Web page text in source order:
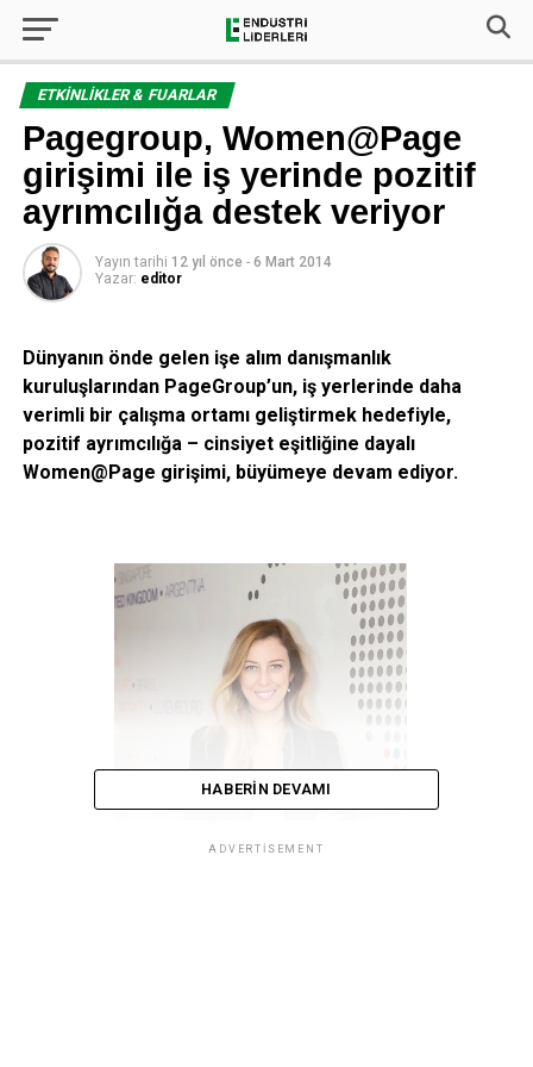
ETKINLIKLER & FUARLAR
Pagegroup, Women@Page
girişimi ile iş yerinde pozitif
ayrımcılığa destek veriyor
Yayın tarihi 12 yıl önce - 6 Mart 2014
Yazar: editor
Dünyanın önde gelen işe alım danışmanlık
kuruluşlarından PageGroup’un, iş yerlerinde daha
verimli bir çalışma ortamı geliştirmek hedefiyle,
pozitif ayrımcılığa – cinsiyet eşitliğine dayalı
Women@Page girişimi, büyümeye devam ediyor.
HABERIN DEVAMI
ADVERTISEMENT